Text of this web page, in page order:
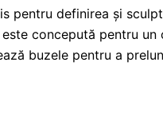
pentru definirea și
concepută pentru
buzele pentru a